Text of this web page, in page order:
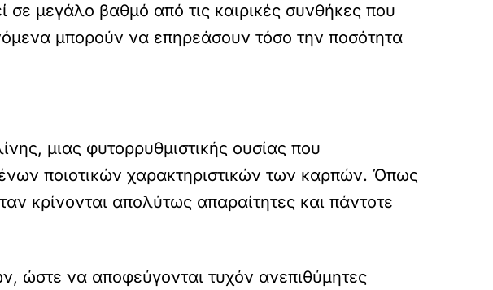
σε μεγάλο βαθμό από τις καιρικές συνθήκες που
μπορούν να επηρεάσουν τόσο την ποσότητα
μιας φυτορρυθμιστικής ουσίας που
ποιοτικών χαρακτηριστικών των καρπών. Όπως
κρίνονται απολύτως απαραίτητες και πάντοτε
ώστε να αποφεύγονται τυχόν ανεπιθύμητες